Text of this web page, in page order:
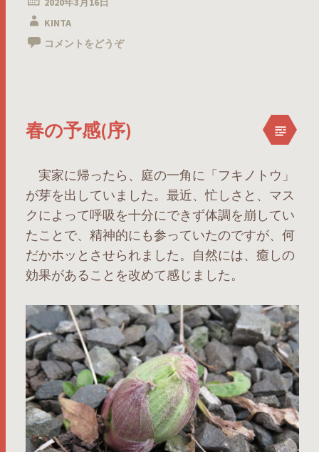
KINTA
コメントをどうぞ
春の予感(序)
実家に帰ったら、庭の一角に「フキノトウ」
が芽を出していました。最近、忙しさと、マス
クによって呼吸を十分にできず体調を崩してい
たことで、精神的にも参っていたのですが、何
だかホッとさせられました。自然には、癒しの
効果があることを改めて感じました。